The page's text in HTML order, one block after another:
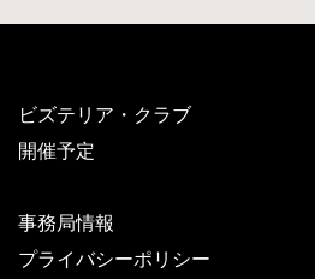
ビズテリア・クラブ
開催予定
事務局情報
プライバシーポリシー